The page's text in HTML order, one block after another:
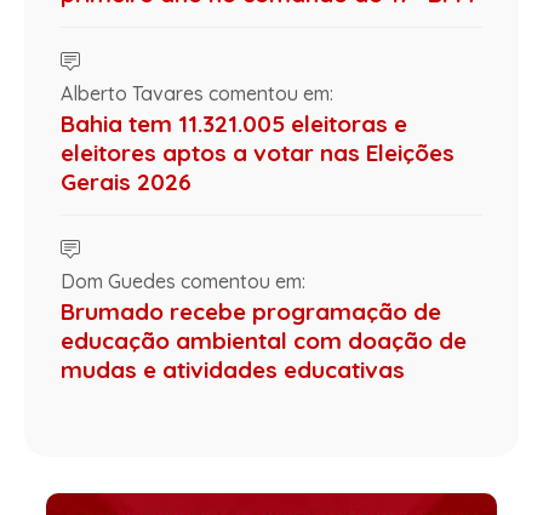
Alberto Tavares comentou em:
Bahia tem 11.321.005 eleitoras e
eleitores aptos a votar nas Eleições
Gerais 2026
Dom Guedes comentou em:
Brumado recebe programação de
educação ambiental com doação de
mudas e atividades educativas